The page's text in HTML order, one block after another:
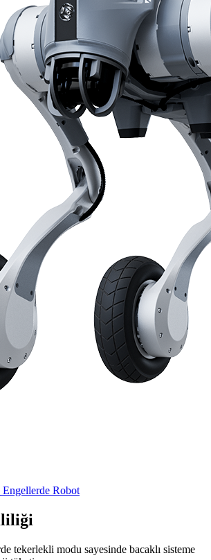
Robot
tekerlekli modu sayesinde bacaklı sisteme